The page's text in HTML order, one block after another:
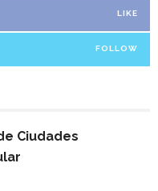
LIKE
FOLLOW
Ciudades